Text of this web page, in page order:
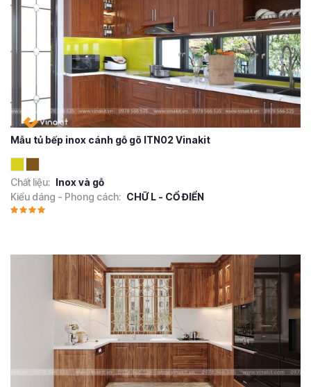
Mẫu tủ bếp inox cánh gỗ gõ ITN02 Vinakit
Chất liệu: Inox và gỗ
Kiểu dáng - Phong cách: CHỮ L - CỔ ĐIỂN